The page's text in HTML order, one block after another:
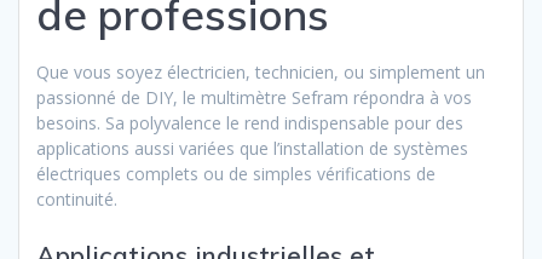
de professions
Que vous soyez électricien, technicien, ou simplement un
passionné de DIY, le multimètre Sefram répondra à vos
besoins. Sa polyvalence le rend indispensable pour des
applications aussi variées que l’installation de systèmes
électriques complets ou de simples vérifications de
continuité.